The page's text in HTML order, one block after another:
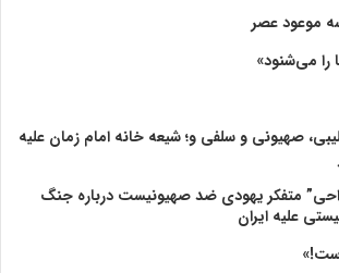
موعود عصر
را می‌شنود»
صهیونی و سلفی و؛ شیعه خانه امام زمان علیه
متفکر یهودی ضد صهیونیست درباره جنگ
علیه ایران